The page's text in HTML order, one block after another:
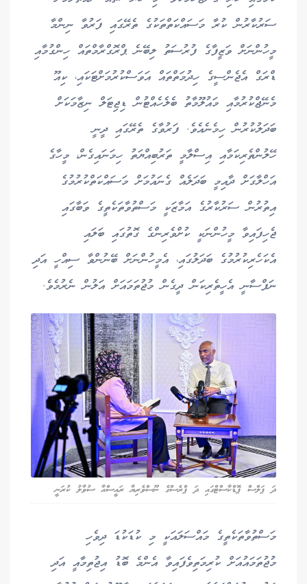
ސަރުކާރުން ކުރާ މަސައްކަތްތަކުގެ ތެރޭގައި ފަރުވާ ނިންމާ
މީހުންނަށް ވަޒީފާގެ ފުރުސަތު ލިބޭނެ ޕްރޮގްރާމްތައް ހިންގުމާއި
ޑްރަގް އެޖެންސީގެ ހިދުމަތްތައް އަވަސްކުރުމަށްޓަކައި، ކިއޫ
މެނޭޖްކުރުމާއި މައުލޫމާތު ބެލެހެއްޓުން ޑިޖިޓަލް ނިޒާމަކަށް
ބަދަލުކުރުން ހިމެނެއެވެ. ފަރުވާގެ ތެރޭގައި ދީނީ
ހޭލުންތެރިކަމާއި އިސްލާމީ ތަރުބިއްޔަތު ހިމަނައިގެން، މީހާގެ
އަހްލާގަށް ދާއިމީ ބަދަލެއް ގެނައުމަށް މަސައްކަތްކުރުމުގެ
އިތުރުން ސަރުކާރުގެ އަމާޒަކީ މަސްތުވާތަކެތީގެ ވަބާގައި
ޖެހިފައިވާ މީހުންނަކީ ކުށްވެރިންގެ ގޮތުގައި ބަލައި
އެކަހެރިކުރުމުގެ ބަދަލުގައި، އެމީހުންނަށް ބޭނުންވާ ސިއްހީ އަދި
ނަފްސާނީ އެހީތެރިކަން ދީގެން މުޖުތަމައަށް އަލުން ނެރުމެވެ.
ދަ ޕަލްސް ޕޮޑްކާސްޓްގައި ދަ ޕްރެސްގެ ނޫސްވެރިޔާ ރައީސްއާ ސުވާލު ކުރަނީ
މަސްތުވާތަކެތީގެ މައްސަލައަކީ މި ކުޑަކުޑަ ދިވެހި
މުޖުތަމައުއަށް ކުރިމަތިވެފައިވާ އެންމެ ބޮޑު އިޖުތިމާއީ އަދި